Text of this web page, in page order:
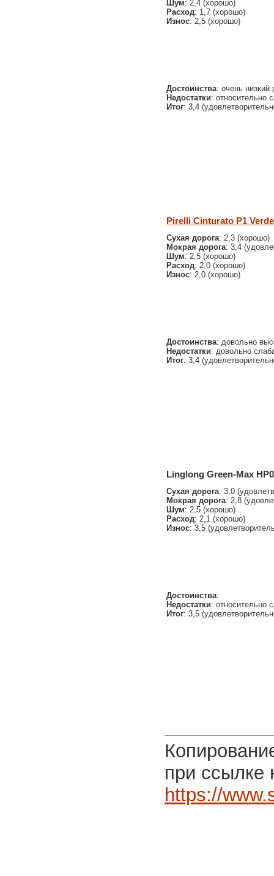
Шум: 2,4 (хорошо)
Расход: 1,7 (хорошо)
Износ: 2,5 (хорошо)
Достоинства: очень
Недостатки: относительно
Итог: 3,4
Pirelli Cinturato P1 Verde
Сухая дорога: 2,3 (хорошо)
Мокрая дорога: 3,4
Шум: 2,5 (хорошо)
Расход: 2,0 (хорошо)
Износ: 2,0 (хорошо)
Достоинства: довольно
Недостатки: довольно
Итог: 3,4
Linglong Green-Max
Сухая дорога: 3,0
Мокрая дорога: 2,8
Шум: 2,5 (хорошо)
Расход: 2,1 (хорошо)
Износ: 3,5
Достоинства:
Недостатки: относительно
Итог: 3,5
при ссылке
https://